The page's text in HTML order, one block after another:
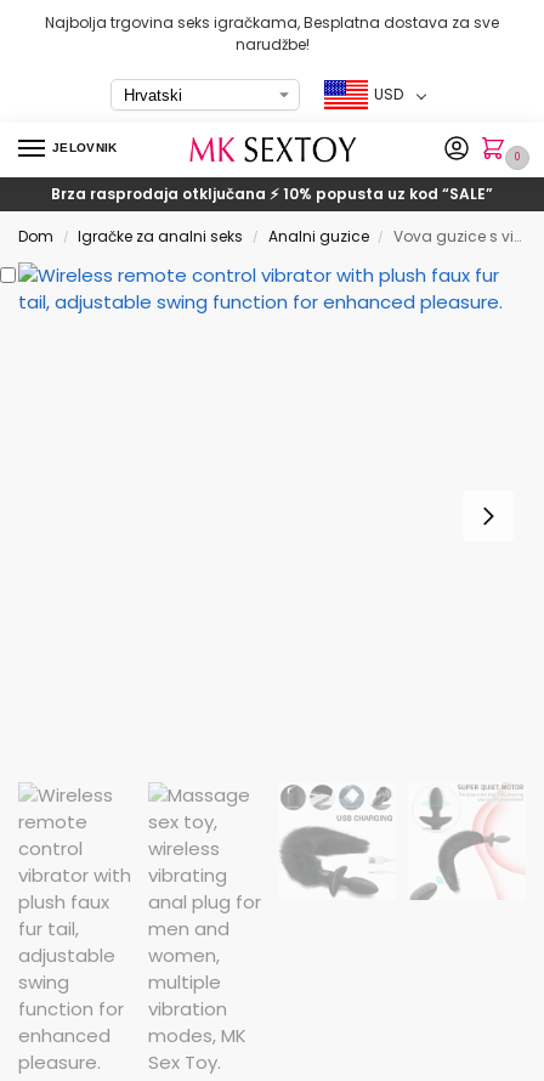
Najbolja trgovina seks igračkama, Besplatna dostava za sve
narudžbe!
USD
JELOVNIK
0
Brza rasprodaja otključana ⚡ 10% popusta uz kod “SALE”
Dom / Igračke za analni seks / Analni guzice / Vova guzice s vibrirajućim analnim čepovima Foxtail